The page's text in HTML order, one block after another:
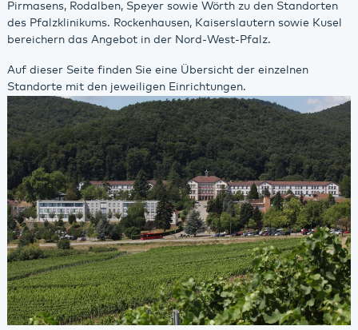
Pirmasens, Rodalben, Speyer sowie Wörth zu den Standorten
des Pfalzklinikums. Rockenhausen, Kaiserslautern sowie Kusel
bereichern das Angebot in der Nord-West-Pfalz.
Auf dieser Seite finden Sie eine Übersicht der einzelnen
Standorte mit den jeweiligen Einrichtungen.